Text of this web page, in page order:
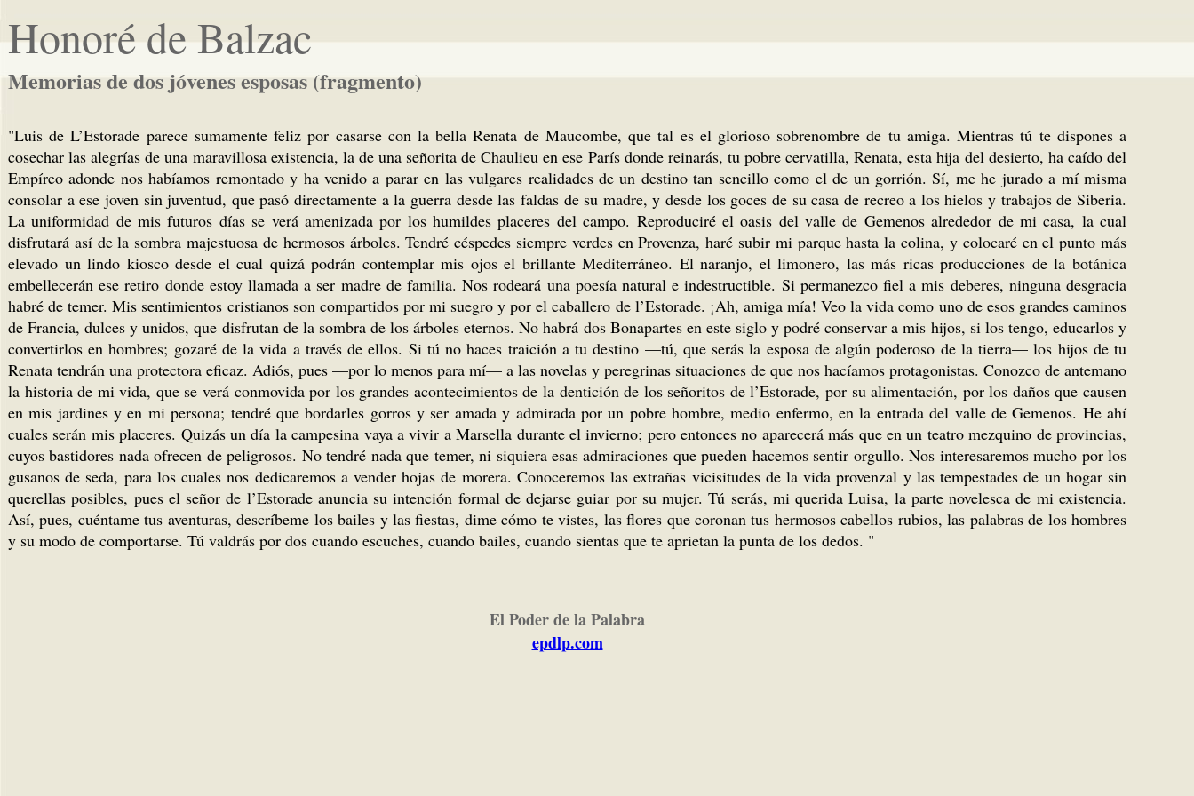
Honoré de Balzac
Memorias de dos jóvenes esposas (fragmento)
"Luis de L’Estorade parece sumamente feliz por casarse con la bella Renata de Maucombe, que tal es el glorioso sobrenombre de tu amiga. Mientras tú te dispones a
cosechar las alegrías de una maravillosa existencia, la de una señorita de Chaulieu en ese París donde reinarás, tu pobre cervatilla, Renata, esta hija del desierto, ha caído del
Empíreo adonde nos habíamos remontado y ha venido a parar en las vulgares realidades de un destino tan sencillo como el de un gorrión. Sí, me he jurado a mí misma
consolar a ese joven sin juventud, que pasó directamente a la guerra desde las faldas de su madre, y desde los goces de su casa de recreo a los hielos y trabajos de Siberia.
La uniformidad de mis futuros días se verá amenizada por los humildes placeres del campo. Reproduciré el oasis del valle de Gemenos alrededor de mi casa, la cual
disfrutará así de la sombra majestuosa de hermosos árboles. Tendré céspedes siempre verdes en Provenza, haré subir mi parque hasta la colina, y colocaré en el punto más
elevado un lindo kiosco desde el cual quizá podrán contemplar mis ojos el brillante Mediterráneo. El naranjo, el limonero, las más ricas producciones de la botánica
embellecerán ese retiro donde estoy llamada a ser madre de familia. Nos rodeará una poesía natural e indestructible. Si permanezco fiel a mis deberes, ninguna desgracia
habré de temer. Mis sentimientos cristianos son compartidos por mi suegro y por el caballero de l’Estorade. ¡Ah, amiga mía! Veo la vida como uno de esos grandes caminos
de Francia, dulces y unidos, que disfrutan de la sombra de los árboles eternos. No habrá dos Bonapartes en este siglo y podré conservar a mis hijos, si los tengo, educarlos y
convertirlos en hombres; gozaré de la vida a través de ellos. Si tú no haces traición a tu destino —tú, que serás la esposa de algún poderoso de la tierra— los hijos de tu
Renata tendrán una protectora eficaz. Adiós, pues —por lo menos para mí— a las novelas y peregrinas situaciones de que nos hacíamos protagonistas. Conozco de antemano
la historia de mi vida, que se verá conmovida por los grandes acontecimientos de la dentición de los señoritos de l’Estorade, por su alimentación, por los daños que causen
en mis jardines y en mi persona; tendré que bordarles gorros y ser amada y admirada por un pobre hombre, medio enfermo, en la entrada del valle de Gemenos. He ahí
cuales serán mis placeres. Quizás un día la campesina vaya a vivir a Marsella durante el invierno; pero entonces no aparecerá más que en un teatro mezquino de provincias,
cuyos bastidores nada ofrecen de peligrosos. No tendré nada que temer, ni siquiera esas admiraciones que pueden hacemos sentir orgullo. Nos interesaremos mucho por los
gusanos de seda, para los cuales nos dedicaremos a vender hojas de morera. Conoceremos las extrañas vicisitudes de la vida provenzal y las tempestades de un hogar sin
querellas posibles, pues el señor de l’Estorade anuncia su intención formal de dejarse guiar por su mujer. Tú serás, mi querida Luisa, la parte novelesca de mi existencia.
Así, pues, cuéntame tus aventuras, descríbeme los bailes y las fiestas, dime cómo te vistes, las flores que coronan tus hermosos cabellos rubios, las palabras de los hombres
y su modo de comportarse. Tú valdrás por dos cuando escuches, cuando bailes, cuando sientas que te aprietan la punta de los dedos. "
El Poder de la Palabra
epdlp.com